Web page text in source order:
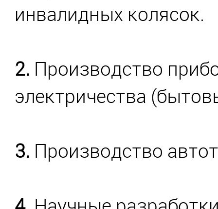
инвалидных колясок.
2. Производство
электричества
3. Производство